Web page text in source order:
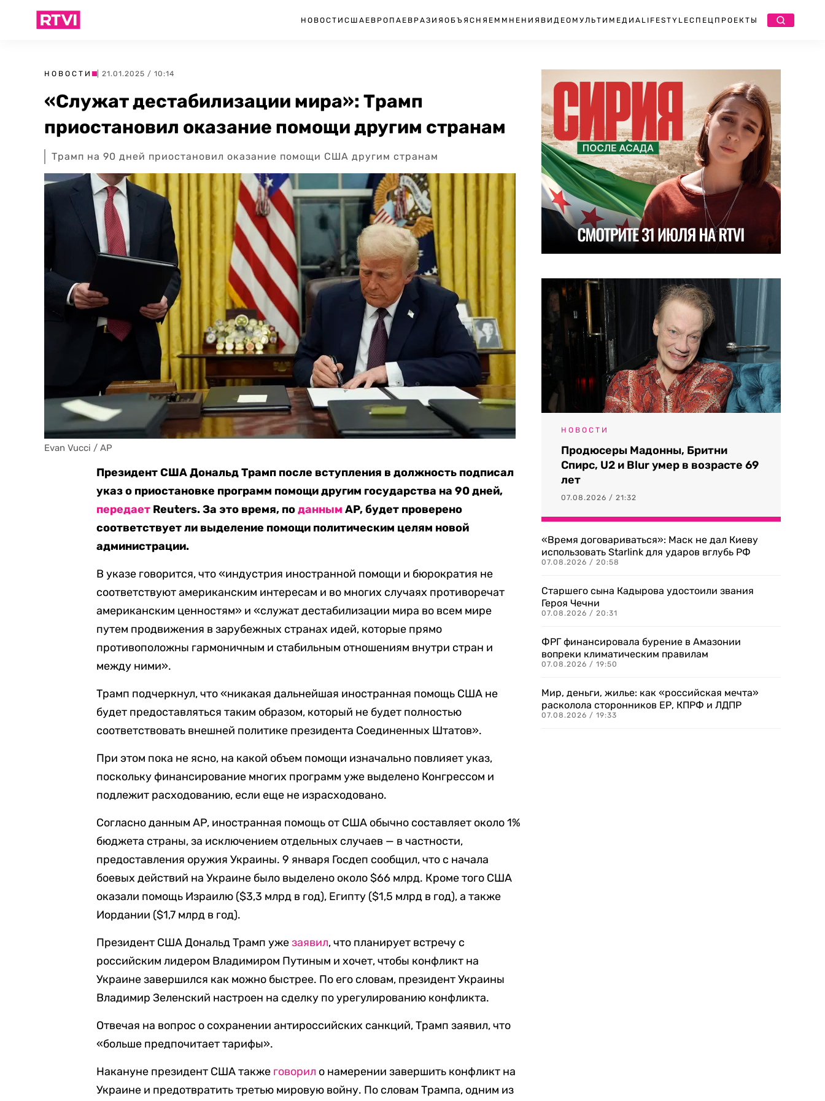
НОВОСТИ США ЕВРОПА ЕВРАЗИЯ ОБЪЯСНЯЕМ МНЕНИЯ ВИДЕО МУЛЬТИМЕДИА LIFESTYLEСПЕЦПРОЕКТЫ
НОВОСТИ | 21.01.2025 / 10:14
«Служат дестабилизации мира»: Трамп
приостановил оказание помощи другим странам
Трамп на 90 дней приостановил оказание помощи США другим странам
Evan Vucci / AP
Президент США Дональд Трамп после вступления в должность подписал
указ о приостановке программ помощи другим государства на 90 дней,
передает Reuters. За это время, поданным AP, будет проверено
соответствует ли выделение помощи политическим целям новой
администрации.
В указе говорится, что «индустрия иностранной помощи и бюрократия не
соответствуют американским интересам и во многих случаях противоречат
американским ценностям» и «служат дестабилизации мира во всем мире
путем продвижения в зарубежных странах идей, которые прямо
противоположны гармоничным и стабильным отношениям внутри стран и
между ними».
Трамп подчеркнул, что «никакая дальнейшая иностранная помощь США не
будет предоставляться таким образом, который не будет полностью
соответствовать внешней политике президента Соединенных Штатов».
При этом пока не ясно, на какой объем помощи изначально повлияет указ,
поскольку финансирование многих программ уже выделено Конгрессом и
подлежит расходованию, если еще не израсходовано.
Согласно данным AP, иностранная помощь от США обычно составляет около 1%
бюджета страны, за исключением отдельных случаев — в частности,
предоставления оружия Украины. 9 января Госдеп сообщил, что с начала
боевых действий на Украине было выделено около $66 млрд. Кроме того США
оказали помощь Израилю ($3,3 млрд в год), Египту ($1,5 млрд в год), а также
Иордании ($1,7 млрд в год).
Президент США Дональд Трамп ужезаявил, что планирует встречу с
российским лидером Владимиром Путиным и хочет, чтобы конфликт на
Украине завершился как можно быстрее. По его словам, президент Украины
Владимир Зеленский настроен на сделку по урегулированию конфликта.
Отвечая на вопрос о сохранении антироссийских санкций, Трамп заявил, что
«больше предпочитает тарифы».
Накануне президент США также говорил о намерении завершить конфликт на
Украине и предотвратить третью мировую войну. По словам Трампа, одним из
НОВОСТИ
Продюсеры Мадонны, Бритни
Спирс, U2 и Blur умер в возрасте 69
лет
07.08.2026 / 21:32
«Время договариваться»: Маск не дал Киеву
использовать Starlink для ударов вглубь РФ
07.08.2026 / 20:58
Старшего сына Кадырова удостоили звания
Героя Чечни
07.08.2026 / 20:31
ФРГ финансировала бурение в Амазонии
вопреки климатическим правилам
07.08.2026 / 19:50
Мир, деньги, жилье: как «российская мечта»
расколола сторонников ЕР, КПРФ и ЛДПР
07.08.2026 / 19:33